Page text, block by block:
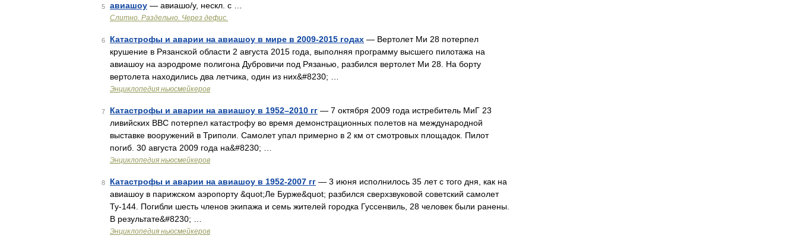
5 авиашоу — авиашо/у, нескл. с …
Слитно. Раздельно. Через дефис.
6 Катастрофы и аварии на авиашоу в мире в 2009-2015 годах — Вертолет Ми 28 потерпел
крушение в Рязанской области 2 августа 2015 года, выполняя программу высшего пилотажа на
авиашоу на аэродроме полигона Дубровичи под Рязанью, разбился вертолет Ми 28. На борту
вертолета находились два летчика, один из них&#8230; …
Энциклопедия ньюсмейкеров
7 Катастрофы и аварии на авиашоу в 1952–2010 гг — 7 октября 2009 года истребитель МиГ 23
ливийских ВВС потерпел катастрофу во время демонстрационных полетов на международной
выставке вооружений в Триполи. Самолет упал примерно в 2 км от смотровых площадок. Пилот
погиб. 30 августа 2009 года на&#8230; …
Энциклопедия ньюсмейкеров
8 Катастрофы и аварии на авиашоу в 1952‑2007 гг — 3 июня исполнилось 35 лет с того дня, как на
авиашоу в парижском аэропорту &quot;Ле Бурже&quot; разбился сверхзвуковой советский самолет
Ту‑144. Погибли шесть членов экипажа и семь жителей городка Гуссенвиль, 28 человек были ранены.
В результате&#8230; …
Энциклопедия ньюсмейкеров